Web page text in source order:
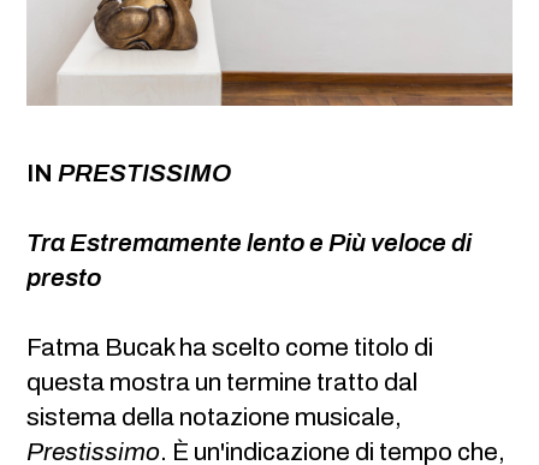
INPRESTISSIMO
Tra Estremamente lento e Più veloce di
presto
Fatma Bucak ha scelto come titolo di
questa mostra un termine tratto dal
sistema della notazione musicale,
Prestissimo. È un'indicazione di tempo che,